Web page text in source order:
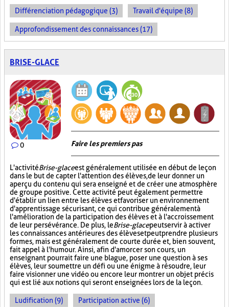
Différenciation pédagogique (3) Travail d'équipe (8)
Approfondissement des connaissances (17)
BRISE-GLACE
0 Faire les premiers pas
L'activitéBrise-glaceest généralement utilisée en début de leçon
dans le but de capter l'attention des élèves, de leur donner un
aperçu du contenu qui sera enseigné et de créer une atmosphère
de groupe positive. Cette activité peut également permettre
d'établir un lien entre les élèves et favoriser un environnement
d'apprentissage sécurisant, ce qui contribue généralement à
l'amélioration de la participation des élèves et à l'accroissement
de leur persévérance. De plus, leBrise-glacepeut servir à activer
les connaissances antérieures des élèves et peut prendre plusieurs
formes, mais est généralement de courte durée et, bien souvent,
fait appel à l'humour. Ainsi, afin d'amorcer son cours, un
enseignant pourrait faire une blague, poser une question à ses
élèves, leur soumettre un défi ou une énigme à résoudre, leur
faire visionner une vidéo ou encore leur montrer un objet précis
qui est lié aux notions qui seront enseignées lors de la leçon.
Ludification (9) Participation active (6)